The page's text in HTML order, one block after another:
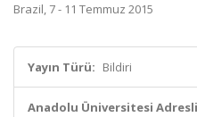
Brazil, 7 - 11 Temmuz 2015
Yayın Türü: Bildiri
Anadolu Üniversitesi